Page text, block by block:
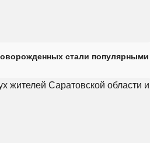
стали популярными